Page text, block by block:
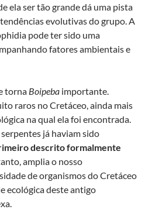
ela ser tão grande dá uma pista
evolutivas do grupo. A
pode ter sido uma
fatores ambientais e
torna Boipeba importante.
raros no Cretáceo, ainda mais
na qual ela foi encontrada.
já haviam sido
descrito formalmente
amplia o nosso
de organismos do Cretáceo
ecológica deste antigo